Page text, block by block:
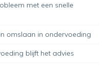
met een snelle
omslaan in ondervoeding
blijft het advies